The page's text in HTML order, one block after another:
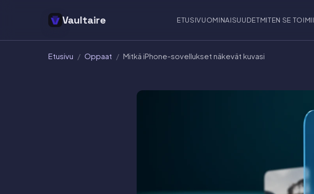
Vaultaire ETUSIVUOMINAISUUDETMITEN SE TOIMII
Etusivu / Oppaat / Mitkä iPhone-sovellukset näkevät kuvasi